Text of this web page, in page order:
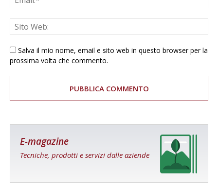
Salva il mio nome, email e sito web in questo browser per la
prossima volta che commento.
E-magazine
Tecniche, prodotti e servizi dalle aziende